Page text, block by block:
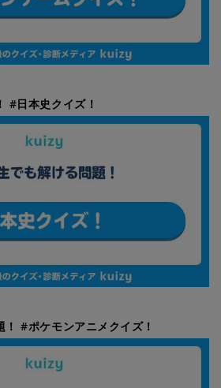
#日本史クイズ！
！ #ポケモンアニメクイズ！